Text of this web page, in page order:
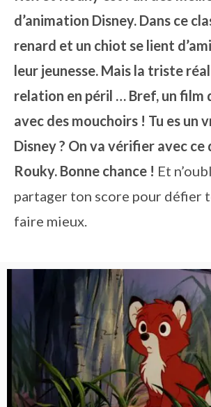
d’animation Disney. Dans ce
renard et un chiot se lient
leur jeunesse. Mais la triste
relation en péril … Bref, un film
avec des mouchoirs ! Tu es un
Disney ? On va vérifier avec ce
Rouky. Bonne chance ! Et
partager ton score pour défier
faire mieux.